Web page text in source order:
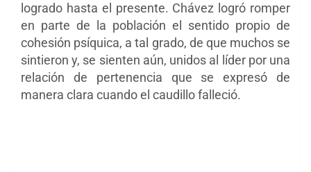
logrado hasta el presente. Chávez logró romper
en parte de la población el sentido propio de
cohesión psíquica, a tal grado, de que muchos se
sintieron y, se sienten aún, unidos al líder por una
relación de pertenencia que se expresó de
manera clara cuando el caudillo falleció.